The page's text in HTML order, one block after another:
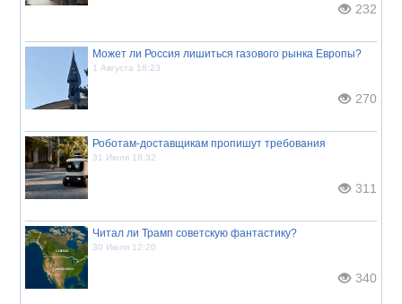
232
Может ли Россия лишиться газового рынка Европы?
1 Августа 16:23
270
Роботам-доставщикам пропишут требования
31 Июля 18:32
311
Читал ли Трамп советскую фантастику?
30 Июля 12:20
340